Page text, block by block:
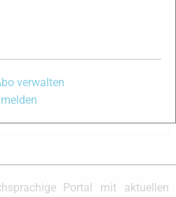
Portal mit aktuellen
verwalten